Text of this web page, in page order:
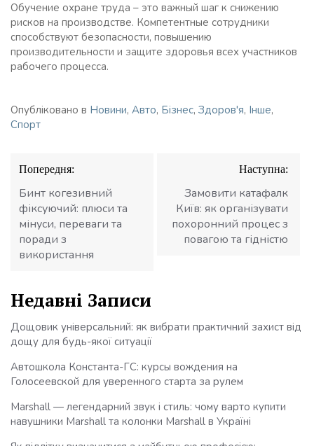
Обучение охране труда – это важный шаг к снижению
рисков на производстве. Компетентные сотрудники
способствуют безопасности, повышению
производительности и защите здоровья всех участников
рабочего процесса.
Опубліковано в Новини, Авто, Бізнес, Здоров'я, Інше,
Спорт
Навігація
записів
Попередня:
Бинт когезивний
фіксуючий: плюси та
мінуси, переваги та
поради з
використання
Наступна:
Замовити катафалк
Київ: як організувати
похоронний процес з
повагою та гідністю
Недавні Записи
Дощовик універсальний: як вибрати практичний захист від
дощу для будь-якої ситуації
Автошкола Константа-ГС: курсы вождения на
Голосеевской для уверенного старта за рулем
Marshall — легендарний звук і стиль: чому варто купити
навушники Marshall та колонки Marshall в Україні